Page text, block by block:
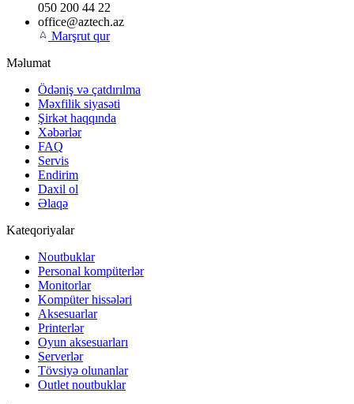
050 200 44 22
office@aztech.az
Marşrut qur
Məlumat
Ödəniş və çatdırılma
Məxfilik siyasəti
Şirkət haqqında
Xəbərlər
FAQ
Servis
Endirim
Daxil ol
Əlaqə
Kateqoriyalar
Noutbuklar
Personal kompüterlər
Monitorlar
Kompüter hissələri
Aksesuarlar
Printerlər
Oyun aksesuarları
Serverlər
Tövsiyə olunanlar
Outlet noutbuklar